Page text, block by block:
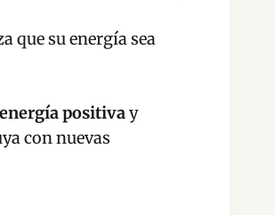
que su energía sea
energía positivay
con nuevas